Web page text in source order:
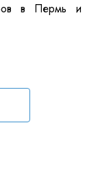
в Пермь и